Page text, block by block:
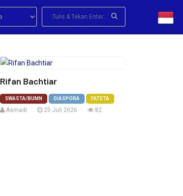
Rifan Bachtiar
SWASTA/BUMN DIASPORA FATETA
Asmadi 25 Juli 2026 82